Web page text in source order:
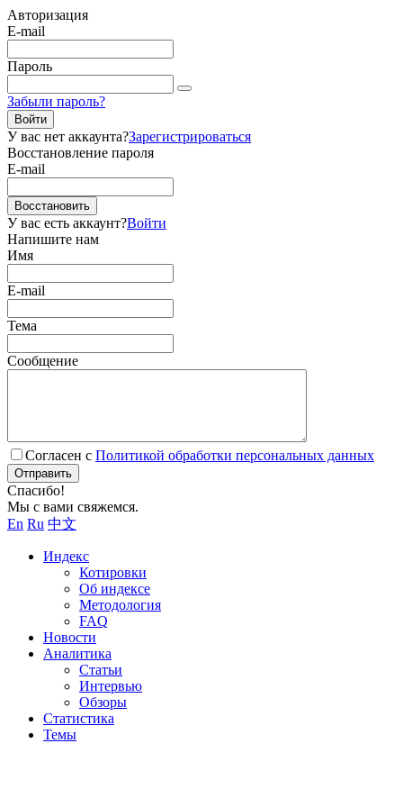
Авторизация
E-mail
Пароль
Забыли пароль?
Войти
У вас нет аккаунта?Зарегистрироваться
Восстановление пароля
E-mail
Восстановить
У вас есть аккаунт?Войти
Напишите нам
Имя
E-mail
Тема
Сообщение
Согласен с Политикой обработки персональных данных
Отправить
Спасибо!
Мы с вами свяжемся.
En Ru 中文
Индекс
Котировки
Об индексе
Методология
FAQ
Новости
Аналитика
Статьи
Интервью
Обзоры
Статистика
Темы